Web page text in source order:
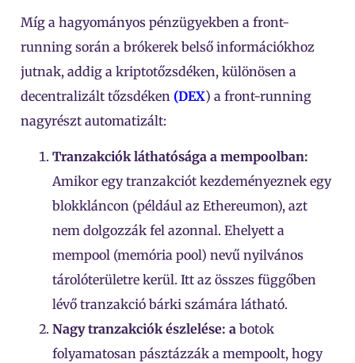
Míg a hagyományos pénzügyekben a front-
running során a brókerek belső információkhoz
jutnak, addig a kriptotőzsdéken, különösen a
decentralizált tőzsdéken (DEX) a front-running
nagyrészt automatizált:
Tranzakciók láthatósága a mempoolban:
Amikor egy tranzakciót kezdeményeznek egy
blokkláncon (például az Ethereumon), azt
nem dolgozzák fel azonnal. Ehelyett a
mempool (memória pool) nevű nyilvános
tárolóterületre kerül. Itt az összes függőben
lévő tranzakció bárki számára látható.
Nagy tranzakciók észlelése: a botok
folyamatosan pásztázzák a mempoolt, hogy